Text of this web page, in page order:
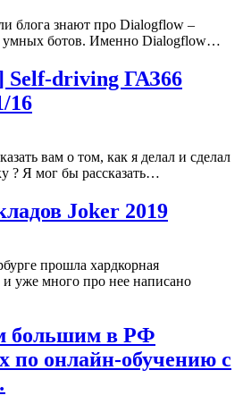
блога знают про Dialogflow –
умных ботов. Именно Dialogflow…
driving ГАЗ66
16
вам о том, как я делал и сделал
? Я мог бы рассказать…
Joker 2019
прошла хардкорная
уже много про нее написано
большим в РФ
по онлайн-обучению с